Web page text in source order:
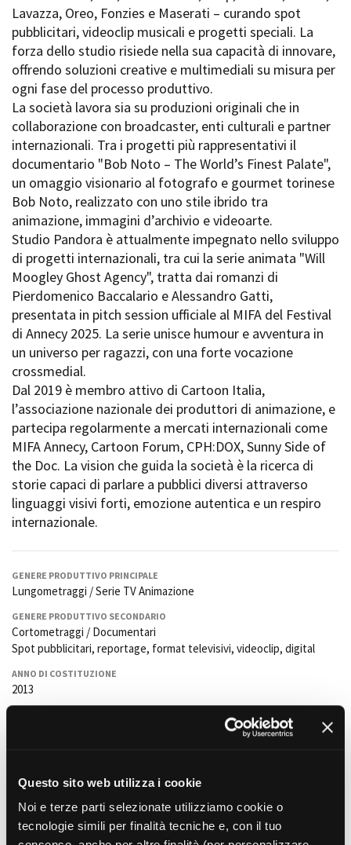
Questo sito web utilizza i cookie
Noi e terze parti selezionate utilizziamo cookie o
tecnologie simili per finalità tecniche e, con il tuo
Sala Casting
Sala Paolo Tenna
FILM FUNDS
Piemonte Film Tv Fund
Piemonte Film Tv
Development Fund
Piemonte Doc Film Fund
Short Film Fund
PRODUCTION GUIDE
Società di produzione
Strutture di servizio
Professionisti
Attrici-Attori
Beginners
LOCATION GUIDE
FILM DATABASE
BOOK DATABASE
NEWS
CASTING
Biografilm Festival - Bio to B
Industry Days
Locarno Film Festival
Mostra Internazionale d’Arte
Cinematografica Venezia
Toronto International Film
Festival
Festa del Cinema di Roma
Torino Film Festival
David di Donatello
Nastri d’Argento
Premio Solinas
STRUMENTI
Location - Accedi al tuo
profilo
Location - Nuovo utente
Newsletter
Lavora con noi
Stage - Tirocini - Scuola e
Elenco Operatori Economici
per affidamento lavori in
economia
Amministrazione trasparente
Cookie policy
Whistleblowing
Credits
Lavazza, Oreo, Fonzies e Maserati – curando spot
pubblicitari, videoclip musicali e progetti speciali. La
forza dello studio risiede nella sua capacità di innovare,
offrendo soluzioni creative e multimediali su misura per
ogni fase del processo produttivo.
La società lavora sia su produzioni originali che in
collaborazione con broadcaster, enti culturali e partner
internazionali. Tra i progetti più rappresentativi il
documentario "Bob Noto – The World’s Finest Palate",
un omaggio visionario al fotografo e gourmet torinese
Bob Noto, realizzato con uno stile ibrido tra
animazione, immagini d’archivio e videoarte.
Studio Pandora è attualmente impegnato nello sviluppo
di progetti internazionali, tra cui la serie animata "Will
Moogley Ghost Agency", tratta dai romanzi di
Pierdomenico Baccalario e Alessandro Gatti,
presentata in pitch session ufficiale al MIFA del Festival
di Annecy 2025. La serie unisce humour e avventura in
un universo per ragazzi, con una forte vocazione
crossmedial.
Dal 2019 è membro attivo di Cartoon Italia,
l’associazione nazionale dei produttori di animazione, e
partecipa regolarmente a mercati internazionali come
MIFA Annecy, Cartoon Forum, CPH:DOX, Sunny Side of
the Doc. La vision che guida la società è la ricerca di
storie capaci di parlare a pubblici diversi attraverso
linguaggi visivi forti, emozione autentica e un respiro
internazionale.
GENERE PRODUTTIVO PRINCIPALE
Lungometraggi / Serie TV Animazione
GENERE PRODUTTIVO SECONDARIO
Cortometraggi / Documentari
Spot pubblicitari, reportage, format televisivi, videoclip, digital
ANNO DI COSTITUZIONE
2013
francesco@studiopandora.it